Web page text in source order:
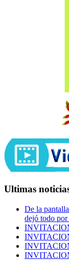
Ultimas
De la
dejó todo